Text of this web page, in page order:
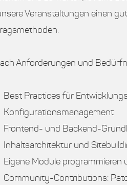
Veranstaltungen einen
Anforderungen und
Best Practices für
Konfigurationsmanagement
Frontend- und Backend-
Inhaltsarchitektur und
Eigene Module programmieren
Community-Contributions: